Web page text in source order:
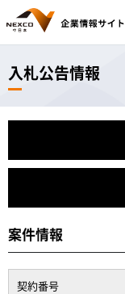
入札公告情報
案件情報
契約番号